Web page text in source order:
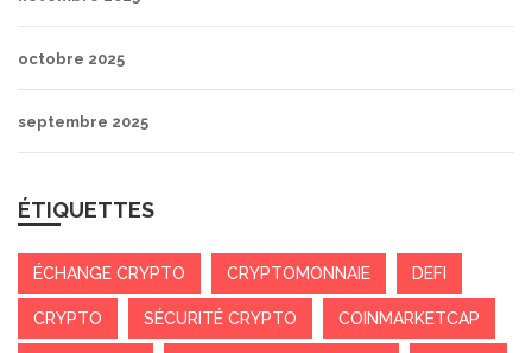
octobre 2025
septembre 2025
ÉTIQUETTES
ÉCHANGE CRYPTO CRYPTOMONNAIE DEFI
CRYPTO SÉCURITÉ CRYPTO COINMARKETCAP